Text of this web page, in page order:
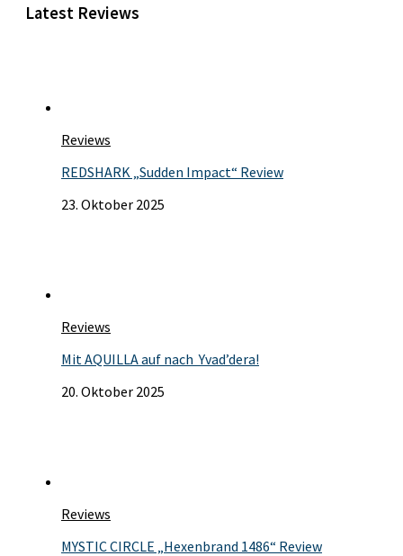
Latest Reviews
Reviews
REDSHARK „Sudden Impact“ Review
23. Oktober 2025
Reviews
Mit AQUILLA auf nach Yvad’dera!
20. Oktober 2025
Reviews
MYSTIC CIRCLE „Hexenbrand 1486“ Review